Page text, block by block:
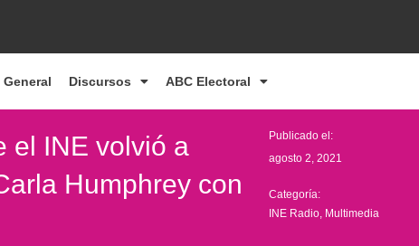
Discursos ABC Electoral
el INE volvió a
Humphrey con
Publicado el:
agosto 2, 2021
Categoría:
INE Radio Multimedia